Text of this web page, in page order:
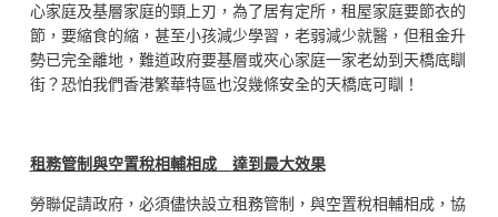
心家庭及基層家庭的頸上刃，為了居有定所，租屋家庭要節衣的
節，要縮食的縮，甚至小孩減少學習，老弱減少就醫，但租金升
勢已完全離地，難道政府要基層或夾心家庭一家老幼到天橋底瞓
街？恐怕我們香港繁華特區也沒幾條安全的天橋底可瞓！
租務管制與空置稅相輔相成 達到最大效果
勞聯促請政府，必須儘快設立租務管制，與空置稅相輔相成，協